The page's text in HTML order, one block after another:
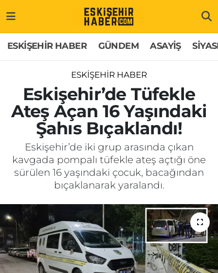
ESKİŞEHİR HABER GÜNDEM ASAYİŞ
ESKİŞEHİR HABER
Eskişehir’de Tüfekle
Ateş Açan 16 Yaşındaki
Şahıs Bıçaklandı!
Eskişehir’de iki grup arasında çıkan
kavgada pompalı tüfekle ateş açtığı öne
sürülen 16 yaşındaki çocuk, bacağından
bıçaklanarak yaralandı.
GÜNDEM
ASAYİŞ
SİYASET
EKONOMİ
SAĞLIK
EĞİTİM
SPOR
MAGAZİN
ESKİŞEHİRSPOR
Hakkımızda
İletişim
Künye
Odunpazarı Trafik Yoğunluk Haritası
Süper Lig Puan Durumu ve Fikstür
Tüm Manşetler
Son Dakika Haberleri
Haber Arşivi